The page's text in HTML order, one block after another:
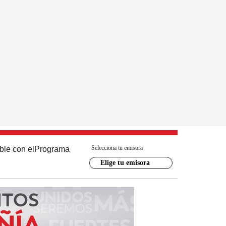
con el Programa Selecciona tu emisora
Elige tu emisora